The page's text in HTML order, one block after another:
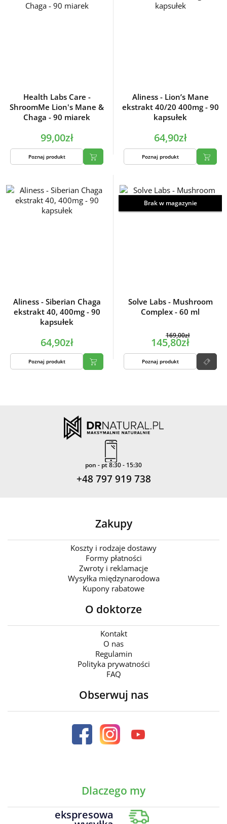
Health Labs Care -
ShroomMe Lion's Mane &
Chaga - 90 miarek
99,00zł
Poznaj produkt
Aliness - Lion’s Mane
ekstrakt 40/20 400mg - 90
kapsułek
64,90zł
Poznaj produkt
Aliness - Siberian Chaga
ekstrakt 40, 400mg - 90
kapsułek
64,90zł
Poznaj produkt
Brak w magazynie
Solve Labs - Mushroom
Complex - 60 ml
169,00zł
145,80zł
Poznaj produkt
pon - pt 8:30 - 15:30
+48 797 919 738
Zakupy
Koszty i rodzaje dostawy
Formy płatności
Zwroty i reklamacje
Wysyłka międzynarodowa
Kupony rabatowe
O doktorze
Kontakt
O nas
Regulamin
Polityka prywatności
FAQ
Obserwuj nas
Dlaczego my
ekspresowa